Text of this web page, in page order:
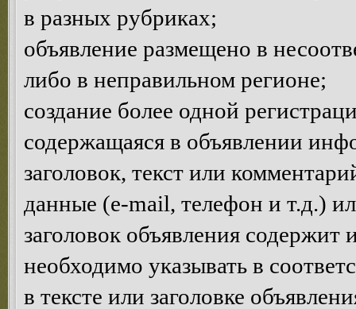
в разных рубриках;
объявление размещено в
либо в неправильном регионе;
создание более одной
содержащаяся в объявлении
заголовок, текст или
данные (e-mail, телефон и т.д.)
заголовок объявления
необходимо указывать в
в тексте или заголовке